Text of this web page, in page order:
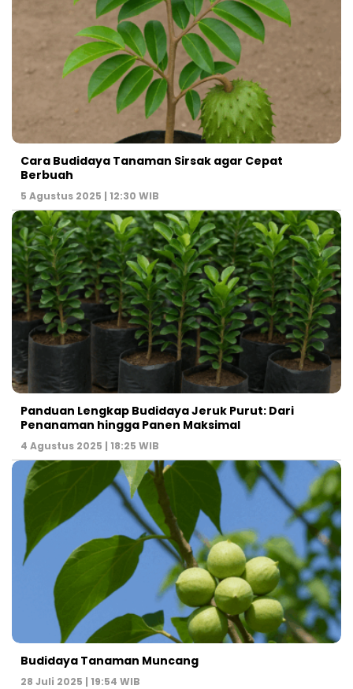
Cara Budidaya Tanaman Sirsak agar Cepat
Berbuah
5 Agustus 2025 | 12:30 WIB
Panduan Lengkap Budidaya Jeruk Purut: Dari
Penanaman hingga Panen Maksimal
4 Agustus 2025 | 18:25 WIB
Budidaya Tanaman Muncang
28 Juli 2025 | 19:54 WIB